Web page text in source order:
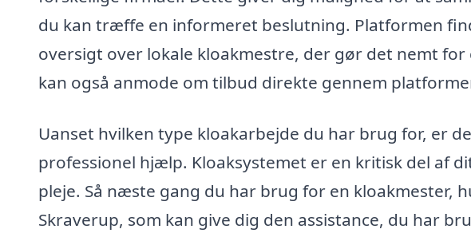
du kan træffe en informeret beslutning. Platformen
oversigt over lokale kloakmestre, der gør det nemt
kan også anmode om tilbud direkte gennem
Uanset hvilken type kloakarbejde du har brug for, er
professionel hjælp. Kloaksystemet er en kritisk del af
pleje. Så næste gang du har brug for en kloakmester,
Skraverup, som kan give dig den assistance, du har